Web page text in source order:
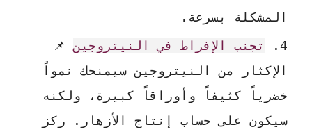
المشكلة بسرعة.
تجنب الإفراط في النيتروجين📌
الإكثار من النيتروجين سيمنحك نمواً
خضرياً كثيفاً وأوراقاً كبيرة، ولكنه
سيكون على حساب إنتاج الأزهار. ركز